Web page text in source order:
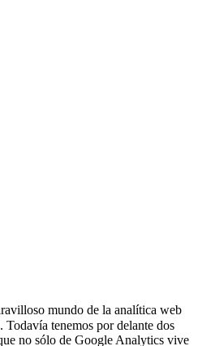
mundo de la analítica web
tenemos por delante dos
no sólo de Google Analytics vive